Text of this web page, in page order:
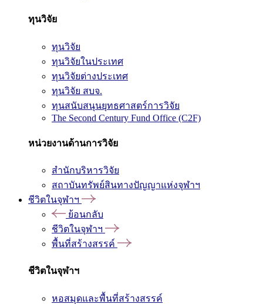
ทุนวิจัย
ทุนวิจัย
ทุนวิจัยในประเทศ
ทุนวิจัยต่างประเทศ
ทุนวิจัย สบจ.
ทุนสนับสนุนยุทธศาสตร์การวิจัย
The Second Century Fund Office (C2F)
หน่วยงานด้านการวิจัย
สำนักบริหารวิจัย
สถาบันทรัพย์สินทางปัญญาแห่งจุฬาฯ
ชีวิตในจุฬาฯ
ย้อนกลับ
ชีวิตในจุฬาฯ
พื้นที่สร้างสรรค์
ชีวิตในจุฬาฯ
หอสมุดและพื้นที่สร้างสรรค์